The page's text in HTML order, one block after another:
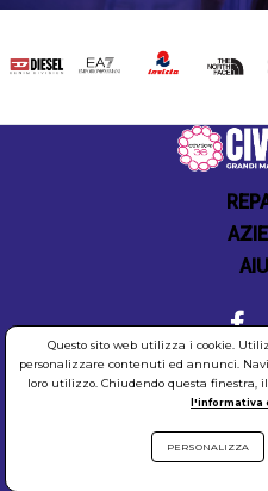
DIESEL EA7 INVICTATHE
COOKIES
Questo sito web utilizza i cookie.
personalizzare contenuti ed annunci.
loro utilizzo. Chiudendo questa finestra,
l'informativa
PERSONALIZZA